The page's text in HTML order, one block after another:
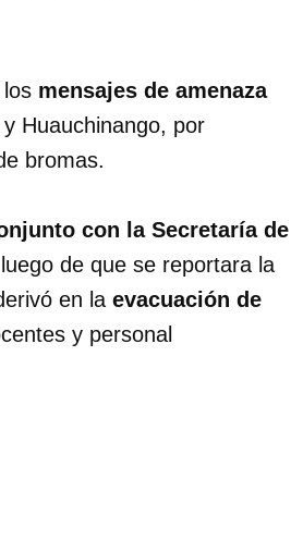
mensajes de amenaza
Huauchinango, por
bromas.
con la Secretaría de
de que se reportara la
en la evacuación de
y personal